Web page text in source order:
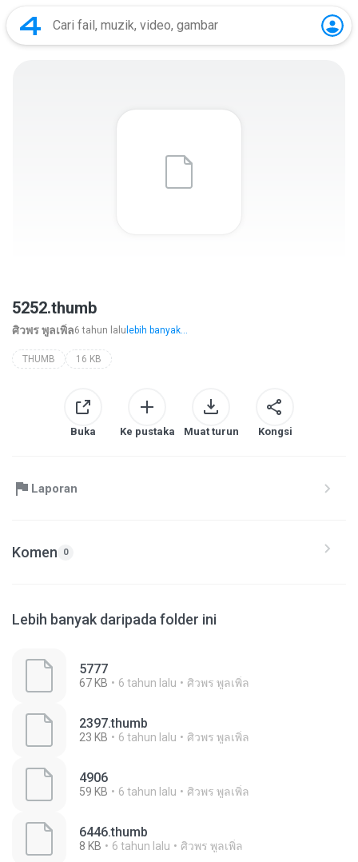
5252.thumb
ศิวพร พูลเพิ่ล6 tahun lalu lebih banyak...
THUMB 16 KB
Buka Ke pustaka Muat turun Kongsi
Laporan
Komen 0
Lebih banyak daripada folder ini
5777
67 KB 6 tahun lalu ศิวพร พูลเพิ่ล
2397.thumb
23 KB 6 tahun lalu ศิวพร พูลเพิ่ล
4906
59 KB 6 tahun lalu ศิวพร พูลเพิ่ล
6446.thumb
8 KB 6 tahun lalu ศิวพร พูลเพิ่ล